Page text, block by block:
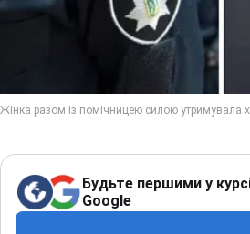
Будьте першими у
Google